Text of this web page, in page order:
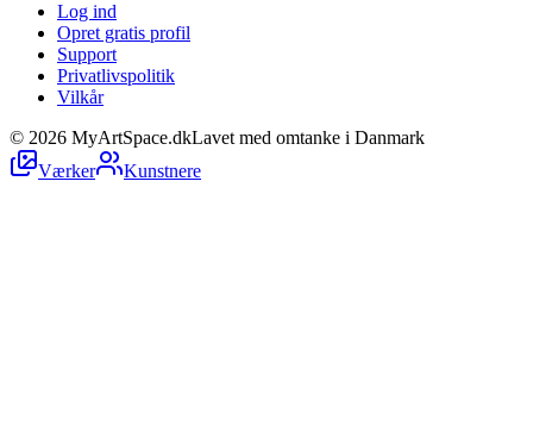
Log ind
Opret gratis profil
Support
Privatlivspolitik
Vilkår
© 2026 MyArtSpace.dkLavet med omtanke i Danmark
Værker
Kunstnere